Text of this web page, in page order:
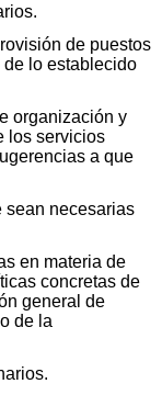
de puestos
lo establecido
organización y
los servicios
a que
sean necesarias
en materia de
concretas de
general de
de la